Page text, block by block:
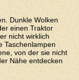
Dunkle Wolken
einen Traktor
nicht wirklich
Taschenlampen
von der sie nicht
Nähe entdecken